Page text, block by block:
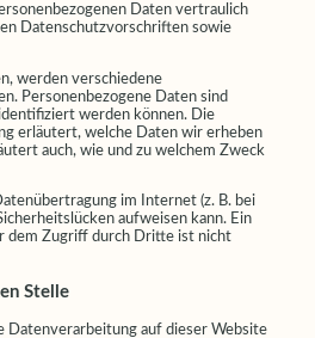
Daten vertraulich
Datenschutzvorschriften sowie
werden verschiedene
Personenbezogene Daten sind
werden können. Die
erläutert, welche Daten wir erheben
auch, wie und zu welchem Zweck
im Internet (z. B. bei
aufweisen kann. Ein
dem Zugriff durch Dritte ist nicht
Stelle
Datenverarbeitung auf dieser Website